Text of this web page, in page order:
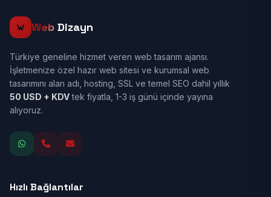
Web Dizayn
Türkiye geneline hizmet veren web tasarım ajansı.
İşletmenize özel hazır web sitesi ve kurumsal web
tasarımını alan adı, hosting, SSL ve temel SEO dahil yıllık
50 USD + KDVtek fiyatla, 1-3 iş günü içinde yayına
alıyoruz.
Hızlı Bağlantılar